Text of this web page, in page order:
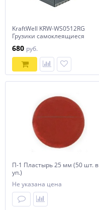
KraftWell KRW-WS0512RG
Грузики самоклеящиеся
закругленные
680 руб.
П-1 Пластырь 25 мм (50 шт. в
уп.)
Не указана цена